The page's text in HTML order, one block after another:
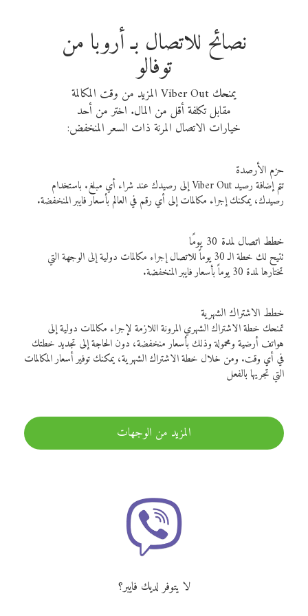
نصائح للاتصال بـ أروبا من
توفالو
يمنحك Viber Out المزيد من وقت المكالمة
مقابل تكلفة أقل من المال. اختر من أحد
خيارات الاتصال المرنة ذات السعر المنخفض:
حزم الأرصدة
تتم إضافة رصيد Viber Out إلى رصيدك عند شراء أي مبلغ. باستخدام
رصيدك، يمكنك إجراء مكالمات إلى أي رقم في العالم بأسعار فايبر المنخفضة.
خطط اتصال لمدة 30 يومًا
تتيح لك خطة الـ 30 يوماً للاتصال إجراء مكالمات دولية إلى الوجهة التي
تختارها لمدة 30 يوماً بأسعار فايبر المنخفضة.
خطط الاشتراك الشهرية
تمنحك خطة الاشتراك الشهري المرونة اللازمة لإجراء مكالمات دولية إلى
هواتف أرضية ومحمولة وذلك بأسعار منخفضة، دون الحاجة إلى تجديد خطتك
في أي وقت. ومن خلال خطة الاشتراك الشهرية، يمكنك توفير أسعار المكالمات
التي تجريها بالفعل
المزيد من الوجهات
لا يتوفر لديك فايبر؟